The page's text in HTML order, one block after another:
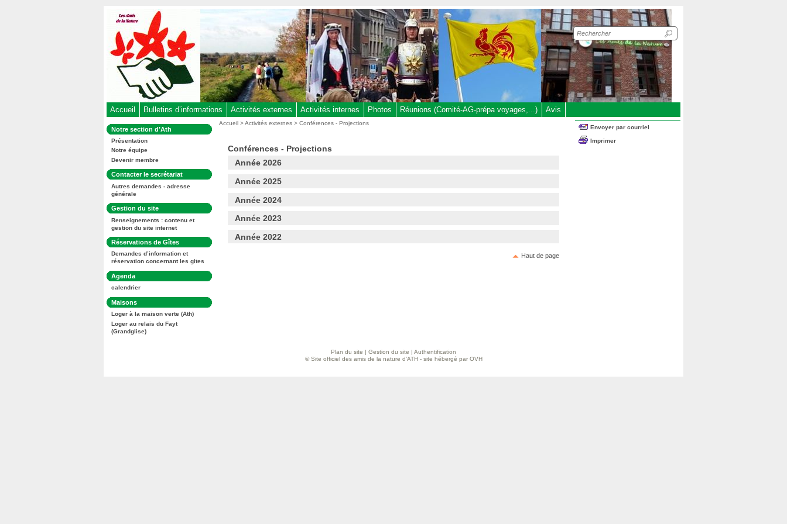
Recherche
sur
le
site
Accueil Bulletins d’informations Activités externes Activités internes Photos Réunions (Comité-AG-prépa voyages,...) Avis
Dans
la
rubrique
:
Notre section d’Ath
Présentation
Notre équipe
Devenir membre
Dans
la
rubrique
:
Contacter le secrétariat
Autres demandes - adresse
générale
Dans
la
rubrique
:
Gestion du site
Renseignements : contenu et
gestion du site internet
Dans
la
rubrique
:
Réservations de Gîtes
Demandes d’information et
réservation concernant les gites
Dans
la
rubrique
:
Agenda
calendrier
Dans
la
rubrique
:
Maisons
Loger à la maison verte (Ath)
Loger au relais du Fayt
(Grandglise)
Vous
Accueil >Activités externes > Conférences - Projections
Conférences - Projections
Année 2026
Année 2025
Année 2024
Année 2023
Année 2022
Haut de page
Envoyer par courriel
Imprimer
Plan du site | Gestion du site | Authentification
© Site officiel des amis de la nature d’ATH - site hébergé par OVH